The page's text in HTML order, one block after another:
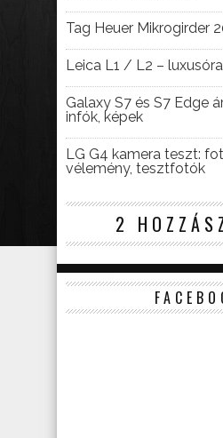
Tag Heuer Mikrogirder
Leica L1 / L2 –
Galaxy S7 és S7 Edge
infók, képek
LG G4 kamera teszt:
vélemény, tesztfotók
2